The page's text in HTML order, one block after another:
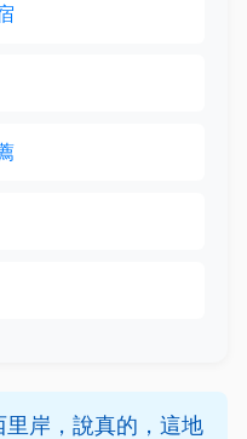
岸，說真的，這地